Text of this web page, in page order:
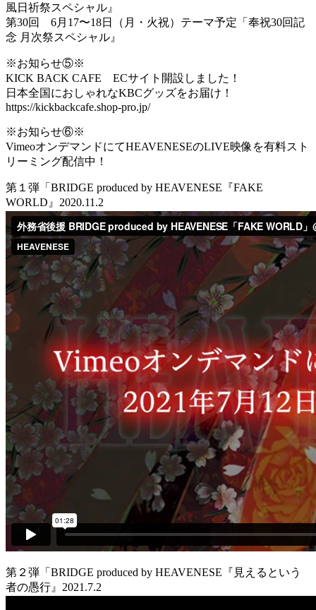
風日祈祭スペシャル』
第30回 6月17〜18日（月・火祝）テーマ予定「奉祝30回記
念 月次祭スペシャル』
※お知らせ⑤※
KICK BACK CAFE ECサイト開設しました！
日本全国におしゃれなKBCグッズをお届け！
https://kickbackcafe.shop-pro.jp/
※お知らせ⑥※
VimeoオンデマンドにてHEAVENESEのLIVE映像を有料スト
リーミング配信中！
第１弾「BRIDGE produced by HEAVENESE『FAKE
WORLD』2020.11.2
第２弾「BRIDGE produced by HEAVENESE『見えるという
者の愚行』2021.7.2